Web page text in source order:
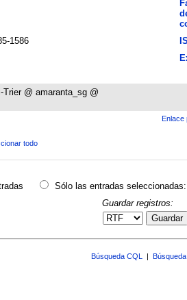
1586
Trier @ amaranta_sg @
Enlace
todo
Sólo las entradas seleccionadas:
Guardar registros:
Guardar
Búsqueda CQL